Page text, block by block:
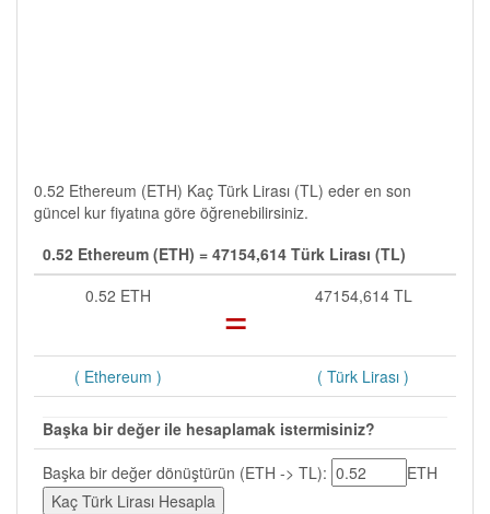
0.52 Ethereum (ETH) Kaç Türk Lirası (TL) eder en son
güncel kur fiyatına göre öğrenebilirsiniz.
0.52 Ethereum (ETH) = 47154,614 Türk Lirası (TL)
0.52 ETH
= 47154,614 TL
( Ethereum ) ( Türk Lirası )
Başka bir değer ile hesaplamak istermisiniz?
Başka bir değer dönüştürün (ETH -> TL):
ETH